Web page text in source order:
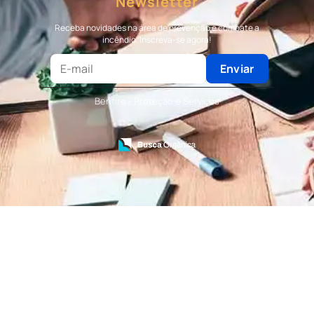
Terceirização de Bombeiro
Terceirização de Bombeiro Civil
Terceirização de Portaria
Terceirização de Recepção
Terceirização de Recepcionista
Terceirização de Serviços de Recepcionistas
Treinamento de Bombeiro Civil
Treinamento de Bombeiros
Treinamento de Brigada
Treinamento de Brigada de Emergência
Treinamento de Brigada de Incêndio
Treinamento de Brigada de Incêndio Valor
Treinamento de Brigadista de Incêndio
Treinamento de Combate a Incêndio NR 23
Receba novidades na área de prevenção e combate a
incêndio. Inscreva-se agora!
Enviar
Benfire - Proteção e Serviços